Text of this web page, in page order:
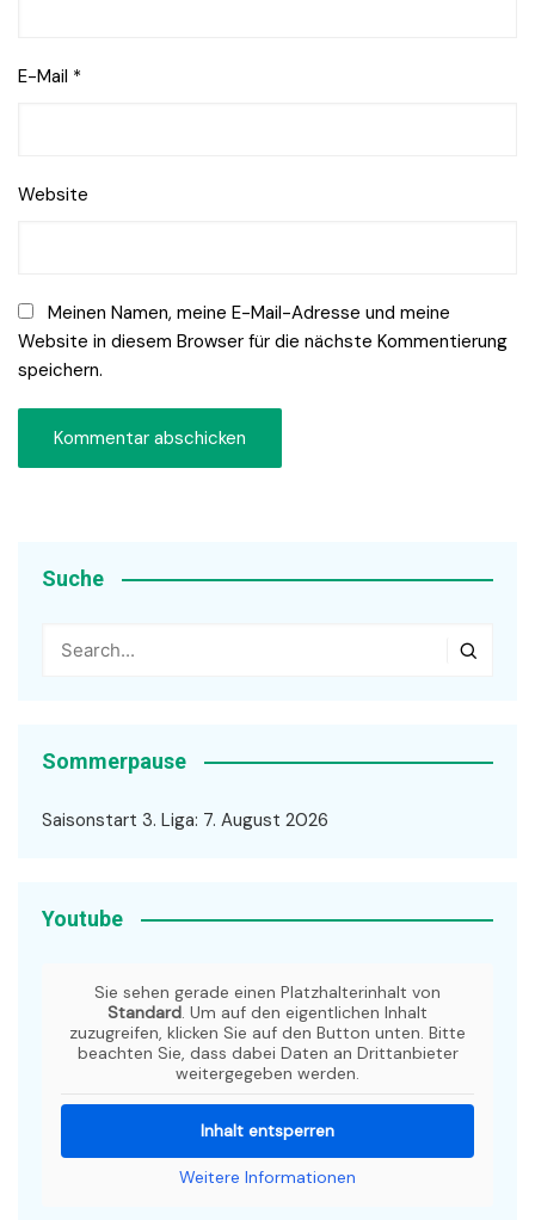
E-Mail *
Website
Meinen Namen, meine E-Mail-Adresse und meine
Website in diesem Browser für die nächste Kommentierung
speichern.
Suche
Sommerpause
Saisonstart 3. Liga: 7. August 2026
Youtube
Sie sehen gerade einen Platzhalterinhalt von
Standard. Um auf den eigentlichen Inhalt
zuzugreifen, klicken Sie auf den Button unten. Bitte
beachten Sie, dass dabei Daten an Drittanbieter
weitergegeben werden.
Inhalt entsperren
Weitere Informationen